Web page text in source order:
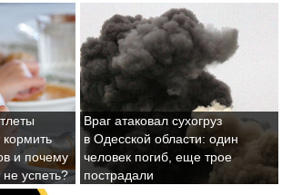
кормить
и почему
не успеть?
Враг атаковал сухогруз
в Одесской области: один
человек погиб, еще трое
пострадали